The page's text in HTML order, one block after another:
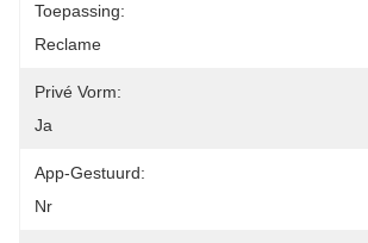
Toepassing:
Reclame
Privé Vorm:
Ja
App-Gestuurd:
Nr